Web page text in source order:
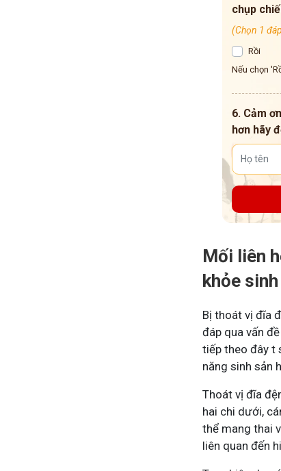
chụp
(Chọn 1
Rồi
Nếu chọn
6. Cảm
hơn hãy
Mối liên
khỏe
Bị thoát vị đĩa
đáp qua vấn
tiếp theo đây t
năng sinh sản
Thoát vị đĩa
hai chi dưới,
thể mang thai
liên quan đến